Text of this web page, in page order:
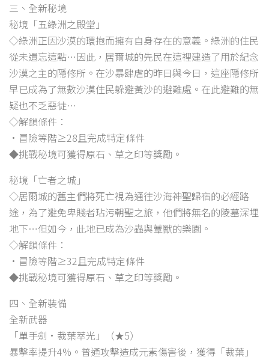
三、全新秘境
秘境「五綠洲之殿堂」
◇綠洲正因沙漠的環抱而擁有自身存在的意義。綠洲的住民
從未遺忘這點…因此，居爾城的先民在這裡建造了用於紀念
沙漠之主的隱修所。在沙暴肆虐的昨日與今日，這座隱修所
早已成為了無數沙漠住民躲避黃沙的避難處。在此避難的無
疑也不乏惡徒…
◇解鎖條件：
•冒險等階≥28且完成特定條件
◆挑戰秘境可獲得原石、草之印等獎勵。
秘境「亡者之城」
◇居爾城的舊主們將死亡視為通往沙海神聖歸宿的必經路
途，為了避免卑賤者玷污朝聖之旅，他們將無名的陵墓深埋
地下…但如今，此地已成為沙蟲與蕈獸的樂園。
◇解鎖條件：
•冒險等階≥32且完成特定條件
◆挑戰秘境可獲得原石、草之印等獎勵。
四、全新裝備
全新武器
「單手劍·裁葉萃光」（★5）
暴擊率提升4%。普通攻擊造成元素傷害後，獲得「裁葉」